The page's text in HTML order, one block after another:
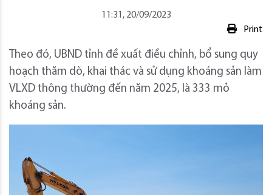
11:31, 20/09/2023
Print
Theo đó, UBND tỉnh đề xuất điều chỉnh, bổ sung quy
hoạch thăm dò, khai thác và sử dụng khoáng sản làm
VLXD thông thường đến năm 2025, là 333 mỏ
khoáng sản.